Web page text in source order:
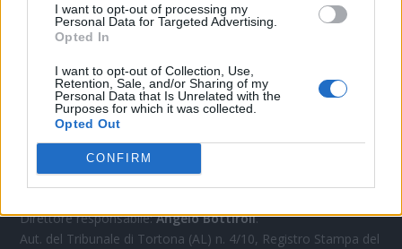
I want to opt-out of processing my
Personal Data for Targeted Advertising.
Opted In
I want to opt-out of Collection, Use,
Retention, Sale, and/or Sharing of my
Personal Data that Is Unrelated with the
Purposes for which it was collected.
Opted Out
CONFIRM
OGGI CRONACA
Quotidiano d'informazione on line edito dall'Associazione
Direttore responsabile:Angelo Bottiroli.
Aut. del Tribunale di Tortona (AL) n. 4/10, Registro Stampa del